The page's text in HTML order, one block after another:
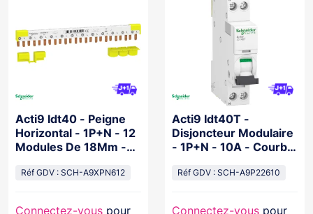
Acti9 Idt40 - Peigne
Horizontal - 1P+N - 12
Modules De 18Mm -
Réf GDV : SCH-A9XPN612
Connectez-vous pour
Acti9 Idt40T -
Disjoncteur Modulaire
- 1P+N - 10A - Courbe
Réf GDV : SCH-A9P22610
Connectez-vous pour